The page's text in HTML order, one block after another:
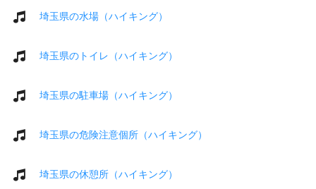
埼玉県の水場（ハイキング）
埼玉県のトイレ（ハイキング）
埼玉県の駐車場（ハイキング）
埼玉県の危険注意個所（ハイキング）
埼玉県の休憩所（ハイキング）